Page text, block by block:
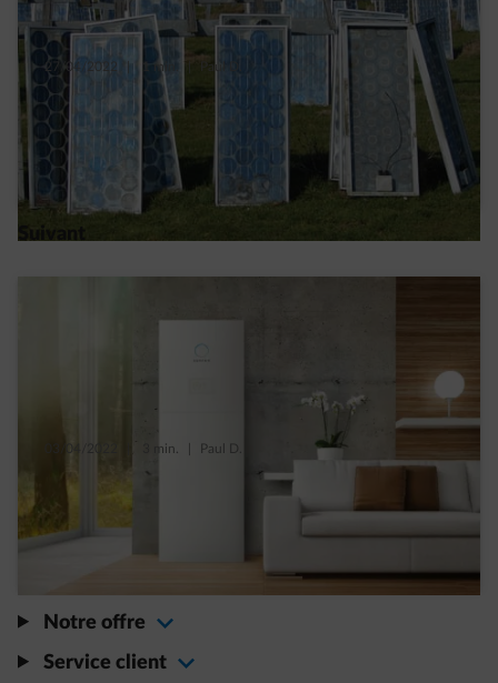
27/04/2022 1 min. Paul D.
Comment les panneaux photovoltaïques
sont-ils recyclés ?
Read more
Suivant
03/04/2022 3 min. Paul D.
Une prime pour les batteries domestiques
en Flandre jusqu'en 2024
Notre offre
Service client